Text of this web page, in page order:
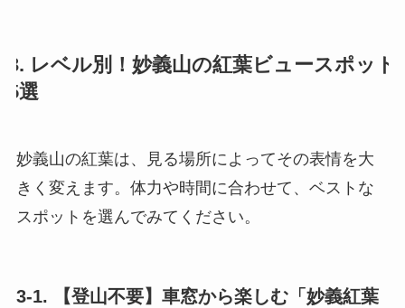
3. レベル別！妙義山の紅葉ビュースポット
5選
妙義山の紅葉は、見る場所によってその表情を大
きく変えます。体力や時間に合わせて、ベストな
スポットを選んでみてください。
3-1. 【登山不要】車窓から楽しむ「妙義紅葉